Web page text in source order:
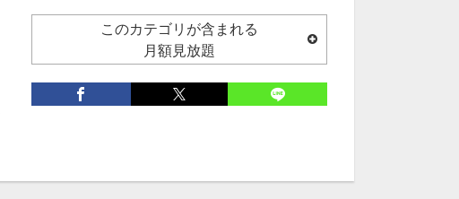
このカテゴリが含まれる
月額見放題